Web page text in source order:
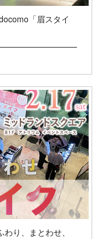
「眉スタイ
り、まとわせ、